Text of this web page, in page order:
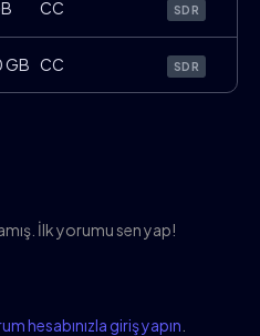
CC SDR
GB CC SDR
İlk yorumu sen yap!
hesabınızla giriş yapın